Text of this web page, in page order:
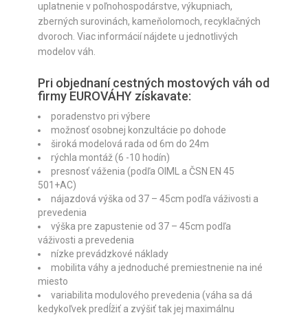
uplatnenie v poľnohospodárstve, výkupniach,
zberných surovinách, kameňolomoch, recyklačných
dvoroch. Viac informácií nájdete u jednotlivých
modelov váh.
Pri objednaní cestných mostových váh od
firmy EUROVÁHY získavate:
poradenstvo pri výbere
možnosť osobnej konzultácie po dohode
široká modelová rada od 6m do 24m
rýchla montáž (6 -10 hodín)
presnosť váženia (podľa OIML a ČSN EN 45
501+AC)
nájazdová výška od 37 – 45cm podľa váživosti a
prevedenia
výška pre zapustenie od 37 – 45cm podľa
váživosti a prevedenia
nízke prevádzkové náklady
mobilita váhy a jednoduché premiestnenie na iné
miesto
variabilita modulového prevedenia (váha sa dá
kedykoľvek predĺžiť a zvýšiť tak jej maximálnu